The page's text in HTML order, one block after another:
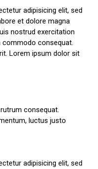
adipisicing elit, sed
et dolore magna
nostrud exercitation
commodo consequat.
Lorem ipsum dolor sit
consequat.
luctus justo
adipisicing elit, sed